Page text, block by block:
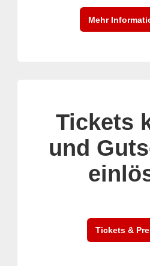
Mehr
Tickets
und
Tickets &